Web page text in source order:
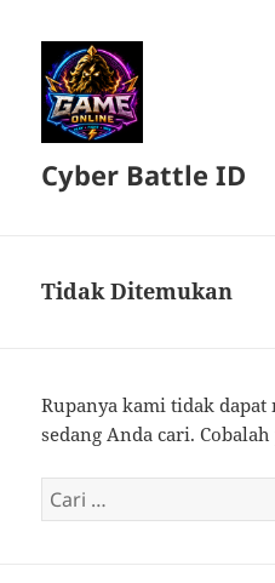
Cyber Battle ID
Tidak Ditemukan
Rupanya kami tidak
sedang Anda cari.
Cari
untuk: